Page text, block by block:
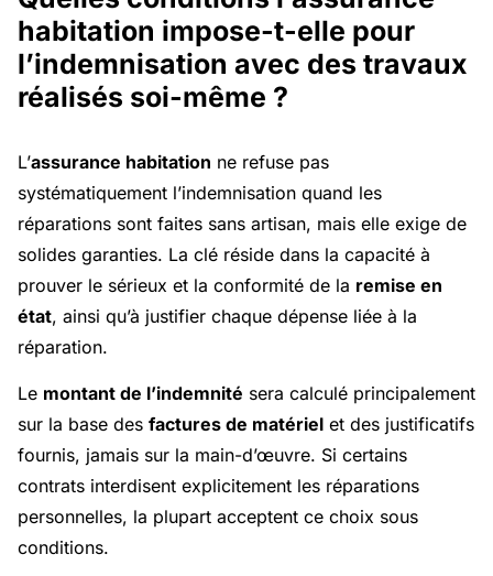
habitation impose-t-elle pour
l’indemnisation avec des travaux
réalisés soi-même ?
L’assurance habitation ne refuse pas
systématiquement l’indemnisation quand les
réparations sont faites sans artisan, mais elle exige de
solides garanties. La clé réside dans la capacité à
prouver le sérieux et la conformité de la remise en
état, ainsi qu’à justifier chaque dépense liée à la
réparation.
Le montant de l’indemnité sera calculé principalement
sur la base des factures de matériel et des justificatifs
fournis, jamais sur la main-d’œuvre. Si certains
contrats interdisent explicitement les réparations
personnelles, la plupart acceptent ce choix sous
conditions.